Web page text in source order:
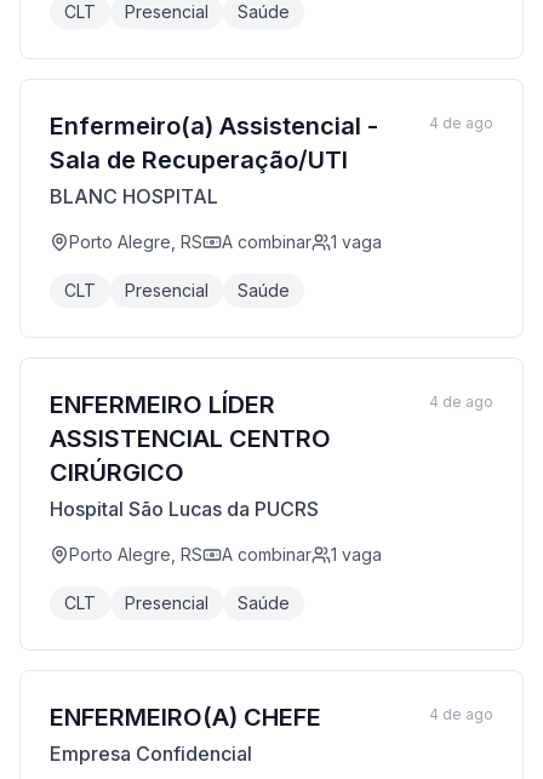
CLT Presencial Saúde
Enfermeiro(a) Assistencial -
Sala de Recuperação/UTI
BLANC HOSPITAL
Porto Alegre, RS A combinar 1 vaga
CLT Presencial Saúde
4 de ago
ENFERMEIRO LÍDER
ASSISTENCIAL CENTRO
CIRÚRGICO
Hospital São Lucas da PUCRS
Porto Alegre, RS A combinar 1 vaga
CLT Presencial Saúde
4 de ago
ENFERMEIRO(A) CHEFE
Empresa Confidencial
4 de ago